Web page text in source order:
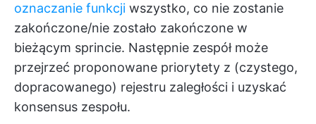
oznaczanie funkcji wszystko, co nie zostanie
zakończone/nie zostało zakończone w
bieżącym sprincie. Następnie zespół może
przejrzeć proponowane priorytety z (czystego,
dopracowanego) rejestru zaległości i uzyskać
konsensus zespołu.